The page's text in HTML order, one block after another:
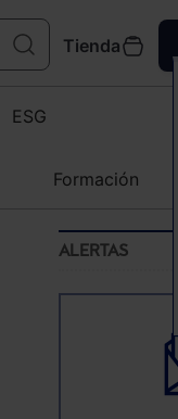
Tienda
ESG
Formación
ALERTAS